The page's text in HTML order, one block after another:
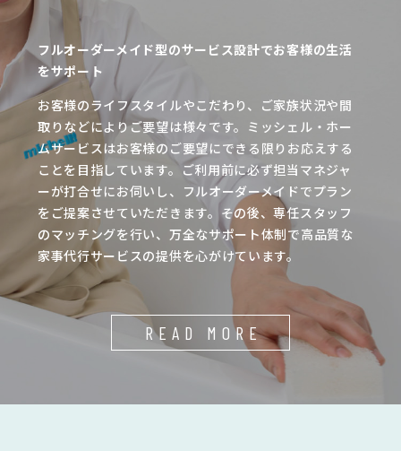
フルオーダーメイド型のサービス設計でお客様の生活
をサポート
お客様のライフスタイルやこだわり、ご家族状況や間
取りなどによりご要望は様々です。ミッシェル・ホー
ムサービスはお客様のご要望にできる限りお応えする
ことを目指しています。ご利用前に必ず担当マネジャ
ーが打合せにお伺いし、フルオーダーメイドでプラン
をご提案させていただきます。その後、専任スタッフ
のマッチングを行い、万全なサポート体制で高品質な
家事代行サービスの提供を心がけています。
READ MORE